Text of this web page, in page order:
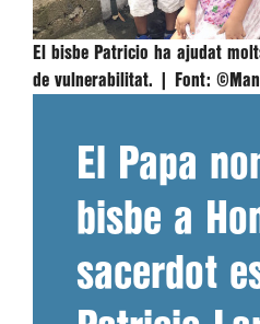
El bisbe Patricio ha ajudat
de vulnerabilitat. |
Font:
El Papa
bisbe a
sacerdot